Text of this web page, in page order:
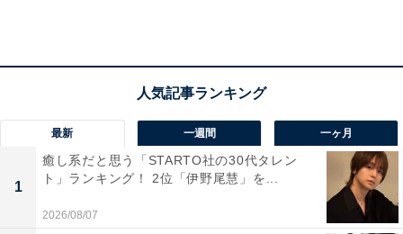
2023年3月末での退社を発表している三田さん。3月14日
ことになりそうですが、将来的にフリーアナウンサーと
して活躍する姿が見られるかもしれませんね。
回答者からは「とてもキレイな方なのでファッション雑
最新 一週間 一ヶ月
1
癒し系だと思う「STARTO社の30代タレン
ト」ランキング！ 2位「伊野尾慧」を...
2026/08/07